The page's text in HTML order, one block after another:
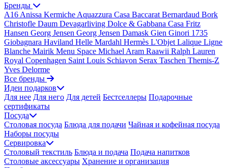
Бренды
A16 Anissa Kermiche Aquazzura Casa Baccarat Bernardaud Bork
Christofle Daum Devagarliving Dolce & Gabbana Casa Fritz
Hansen Georg Jensen Georg Jensen Damask Gien Ginori 1735
Giobagnara Haviland Helle Mardahl Hermès L'Objet Lalique Ligne
Blanche Mairik Menu Space Michael Aram Raawii Ralph Lauren
Royal Copenhagen Saint Louis Schiavon Serax Taschen Themis-Z
Yves Delorme
Все бренды
Идеи подарков
Для нее Для него Для детей Бестселлеры Подарочные
сертификаты
Посуда
Столовая посуда Блюда для подачи Чайная и кофейная посуда
Наборы посуды
Сервировка
Столовый текстиль Блюда и подача Подача напитков
Столовые аксессуары Хранение и организация